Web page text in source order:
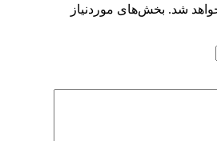
شد. بخش‌های موردنیاز